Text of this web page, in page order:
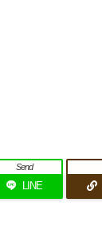
LINE
Send